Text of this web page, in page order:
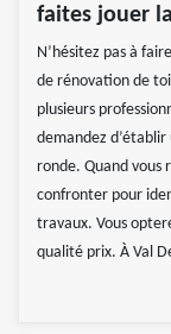
faites jouer
N’hésitez pas à
de rénovation de
plusieurs
demandez
ronde. Quand vous
confronter pour
travaux. Vous
qualité prix. À Val